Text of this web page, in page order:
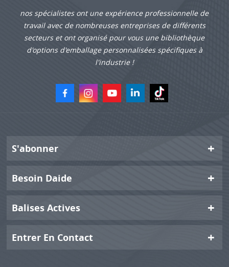
nos spécialistes ont une expérience professionnelle de
travail avec de nombreuses entreprises de différents
secteurs et ont organisé pour vous une bibliothèque
d'options d'emballage personnalisées spécifiques à
l'industrie !
S'abonner
Besoin Daide
Balises Actives
Entrer En Contact